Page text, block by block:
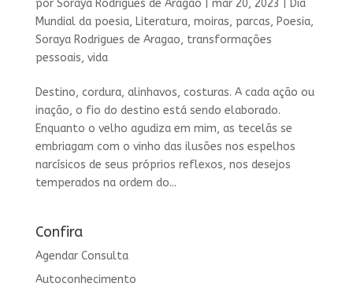
por Soraya Rodrigues de Aragão mar 20, 2023
Dia
Mundial da poesia, Literatura, moiras, parcas, Poesia,
Soraya Rodrigues de Aragao, transformações
pessoais, vida
Destino, cordura, alinhavos, costuras. A cada ação ou
inação, o fio do destino está sendo elaborado.
Enquanto o velho agudiza em mim, as tecelãs se
embriagam com o vinho das ilusões nos espelhos
narcísicos de seus próprios reflexos, nos desejos
temperados na ordem do...
Confira
Agendar Consulta
Autoconhecimento